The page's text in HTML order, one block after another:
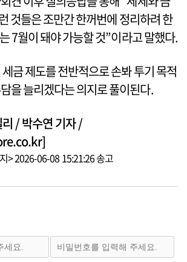
것들은 조만간 한꺼번에 정리하려 한
7월이 돼야 가능할 것”이라고 말했다.
금 제도를 전반적으로 손봐 투기 목적
을 늘리겠다는 의지로 풀이된다.
/ 박수연 기자 /
> 2026-06-08 15:21:26 송고